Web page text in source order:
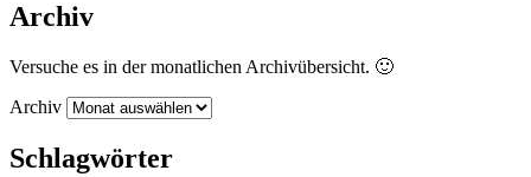
Archiv
Versuche es in der monatlichen Archivübersicht. 🙂
Archiv
Schlagwörter